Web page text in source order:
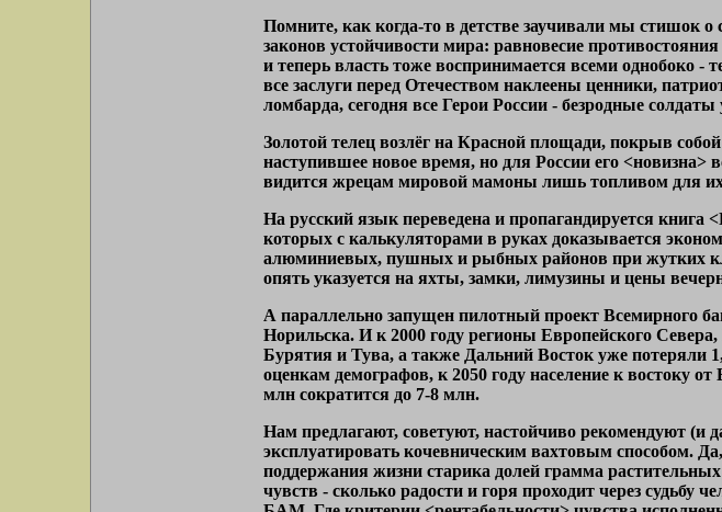
Помните, как когда-то в детстве заучивали мы стишок
законов устойчивости мира: равновесие
и теперь власть тоже воспринимается всеми однобоко
все заслуги перед Отечеством наклеены ценники,
ломбарда, сегодня все Герои России - безродные
Золотой телец возлёг на Красной площади, покрыв
наступившее новое время, но для России его <новизна>
видится жрецам мировой мамоны лишь топливом для
На русский язык переведена и пропагандируется
которых с калькуляторами в руках доказывается
алюминиевых, пушных и рыбных районов при жутких
опять указуется на яхты, замки, лимузины и цены
А параллельно запущен пилотный проект Всемирного
Норильска. И к 2000 году регионы Европейского
Бурятия и Тува, а также Дальний Восток уже потеряли
оценкам демографов, к 2050 году население к востоку
млн сократится до 7-8 млн.
Нам предлагают, советуют, настойчиво рекомендуют (и
эксплуатировать кочевническим вахтовым способом.
поддержания жизни старика долей грамма
чувств - сколько радости и горя проходит через судьбу